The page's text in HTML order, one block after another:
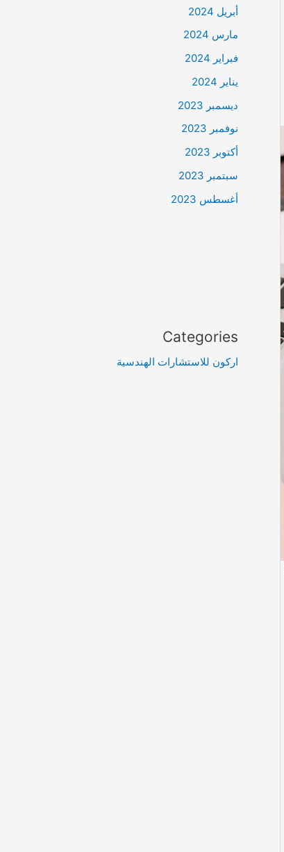
أبريل 2024
مارس 2024
فبراير 2024
يناير 2024
ديسمبر 2023
نوفمبر 2023
أكتوبر 2023
سبتمبر 2023
أغسطس 2023
Categories
اركون للاستشارات الهندسية